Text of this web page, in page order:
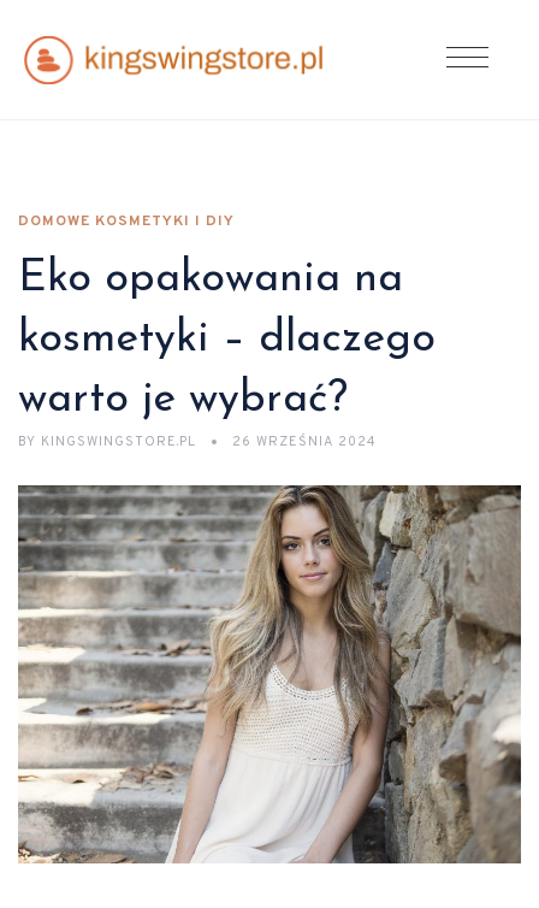
DOMOWE KOSMETYKI I DIY
Eko opakowania na
kosmetyki – dlaczego
warto je wybrać?
BY KINGSWINGSTORE.PL 26 WRZEŚNIA 2024